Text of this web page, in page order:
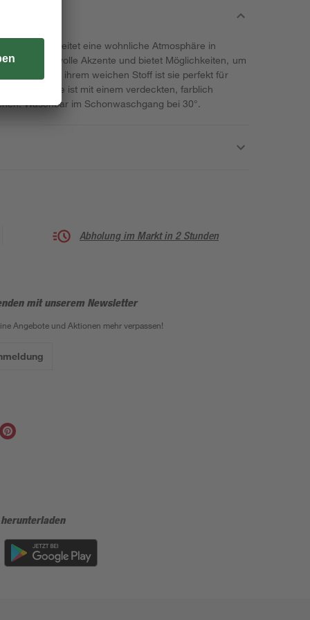
verbreitet eine wohnliche Atmosphäre in
setzt stilvolle Akzente und bietet Möglichkeiten, um
Mit ihrem weichen Stoff ist sie perfekt für
Die Hülle ist mit einem verdeckten, farblich
Waschbar im Schonwaschgang bei 30°.
Abholung im Markt in 2 Stunden
mit unserem Newsletter
Angebote und Aktionen mehr verpassen!